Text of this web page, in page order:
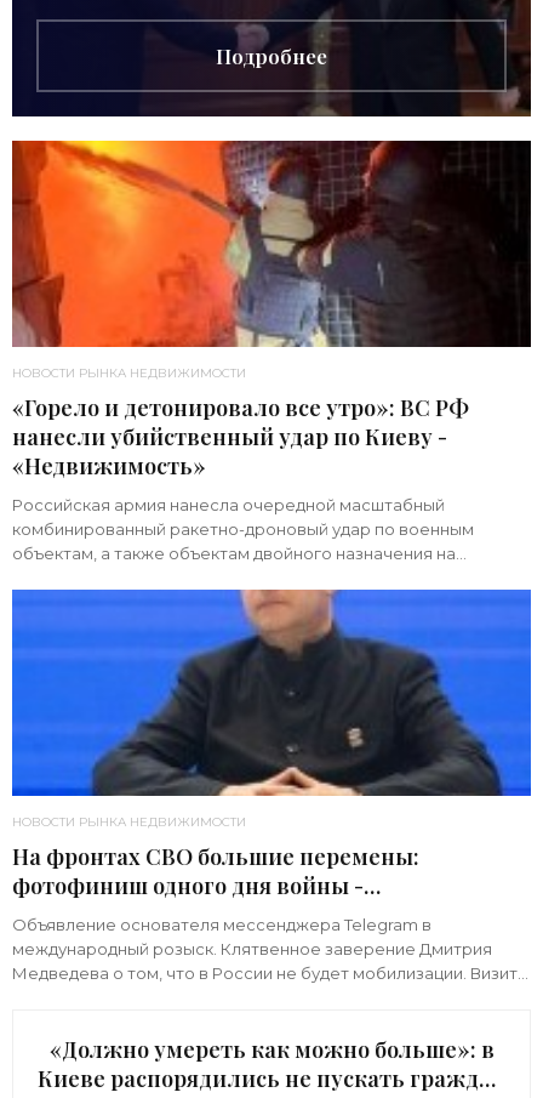
Подробнее
НОВОСТИ РЫНКА НЕДВИЖИМОСТИ
«Горело и детонировало все утро»: ВС РФ
нанесли убийственный удар по Киеву -
«Недвижимость»
Российская армия нанесла очередной масштабный
комбинированный ракетно-дроновый удар по военным
объектам, а также объектам двойного назначения на
НОВОСТИ РЫНКА НЕДВИЖИМОСТИ
На фронтах СВО большие перемены:
фотофиниш одного дня войны -
«Недвижимость»
Объявление основателя мессенджера Telegram в
международный розыск. Клятвенное заверение Дмитрия
Медведева о том, что в России не будет мобилизации. Визит
«Должно умереть как можно больше»: в
Киеве распорядились не пускать граждан